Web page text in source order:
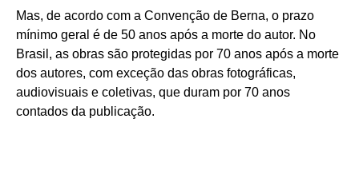
Mas, de acordo com a Convenção de Berna, o prazo
mínimo geral é de 50 anos após a morte do autor. No
Brasil, as obras são protegidas por 70 anos após a morte
dos autores, com exceção das obras fotográficas,
audiovisuais e coletivas, que duram por 70 anos
contados da publicação.